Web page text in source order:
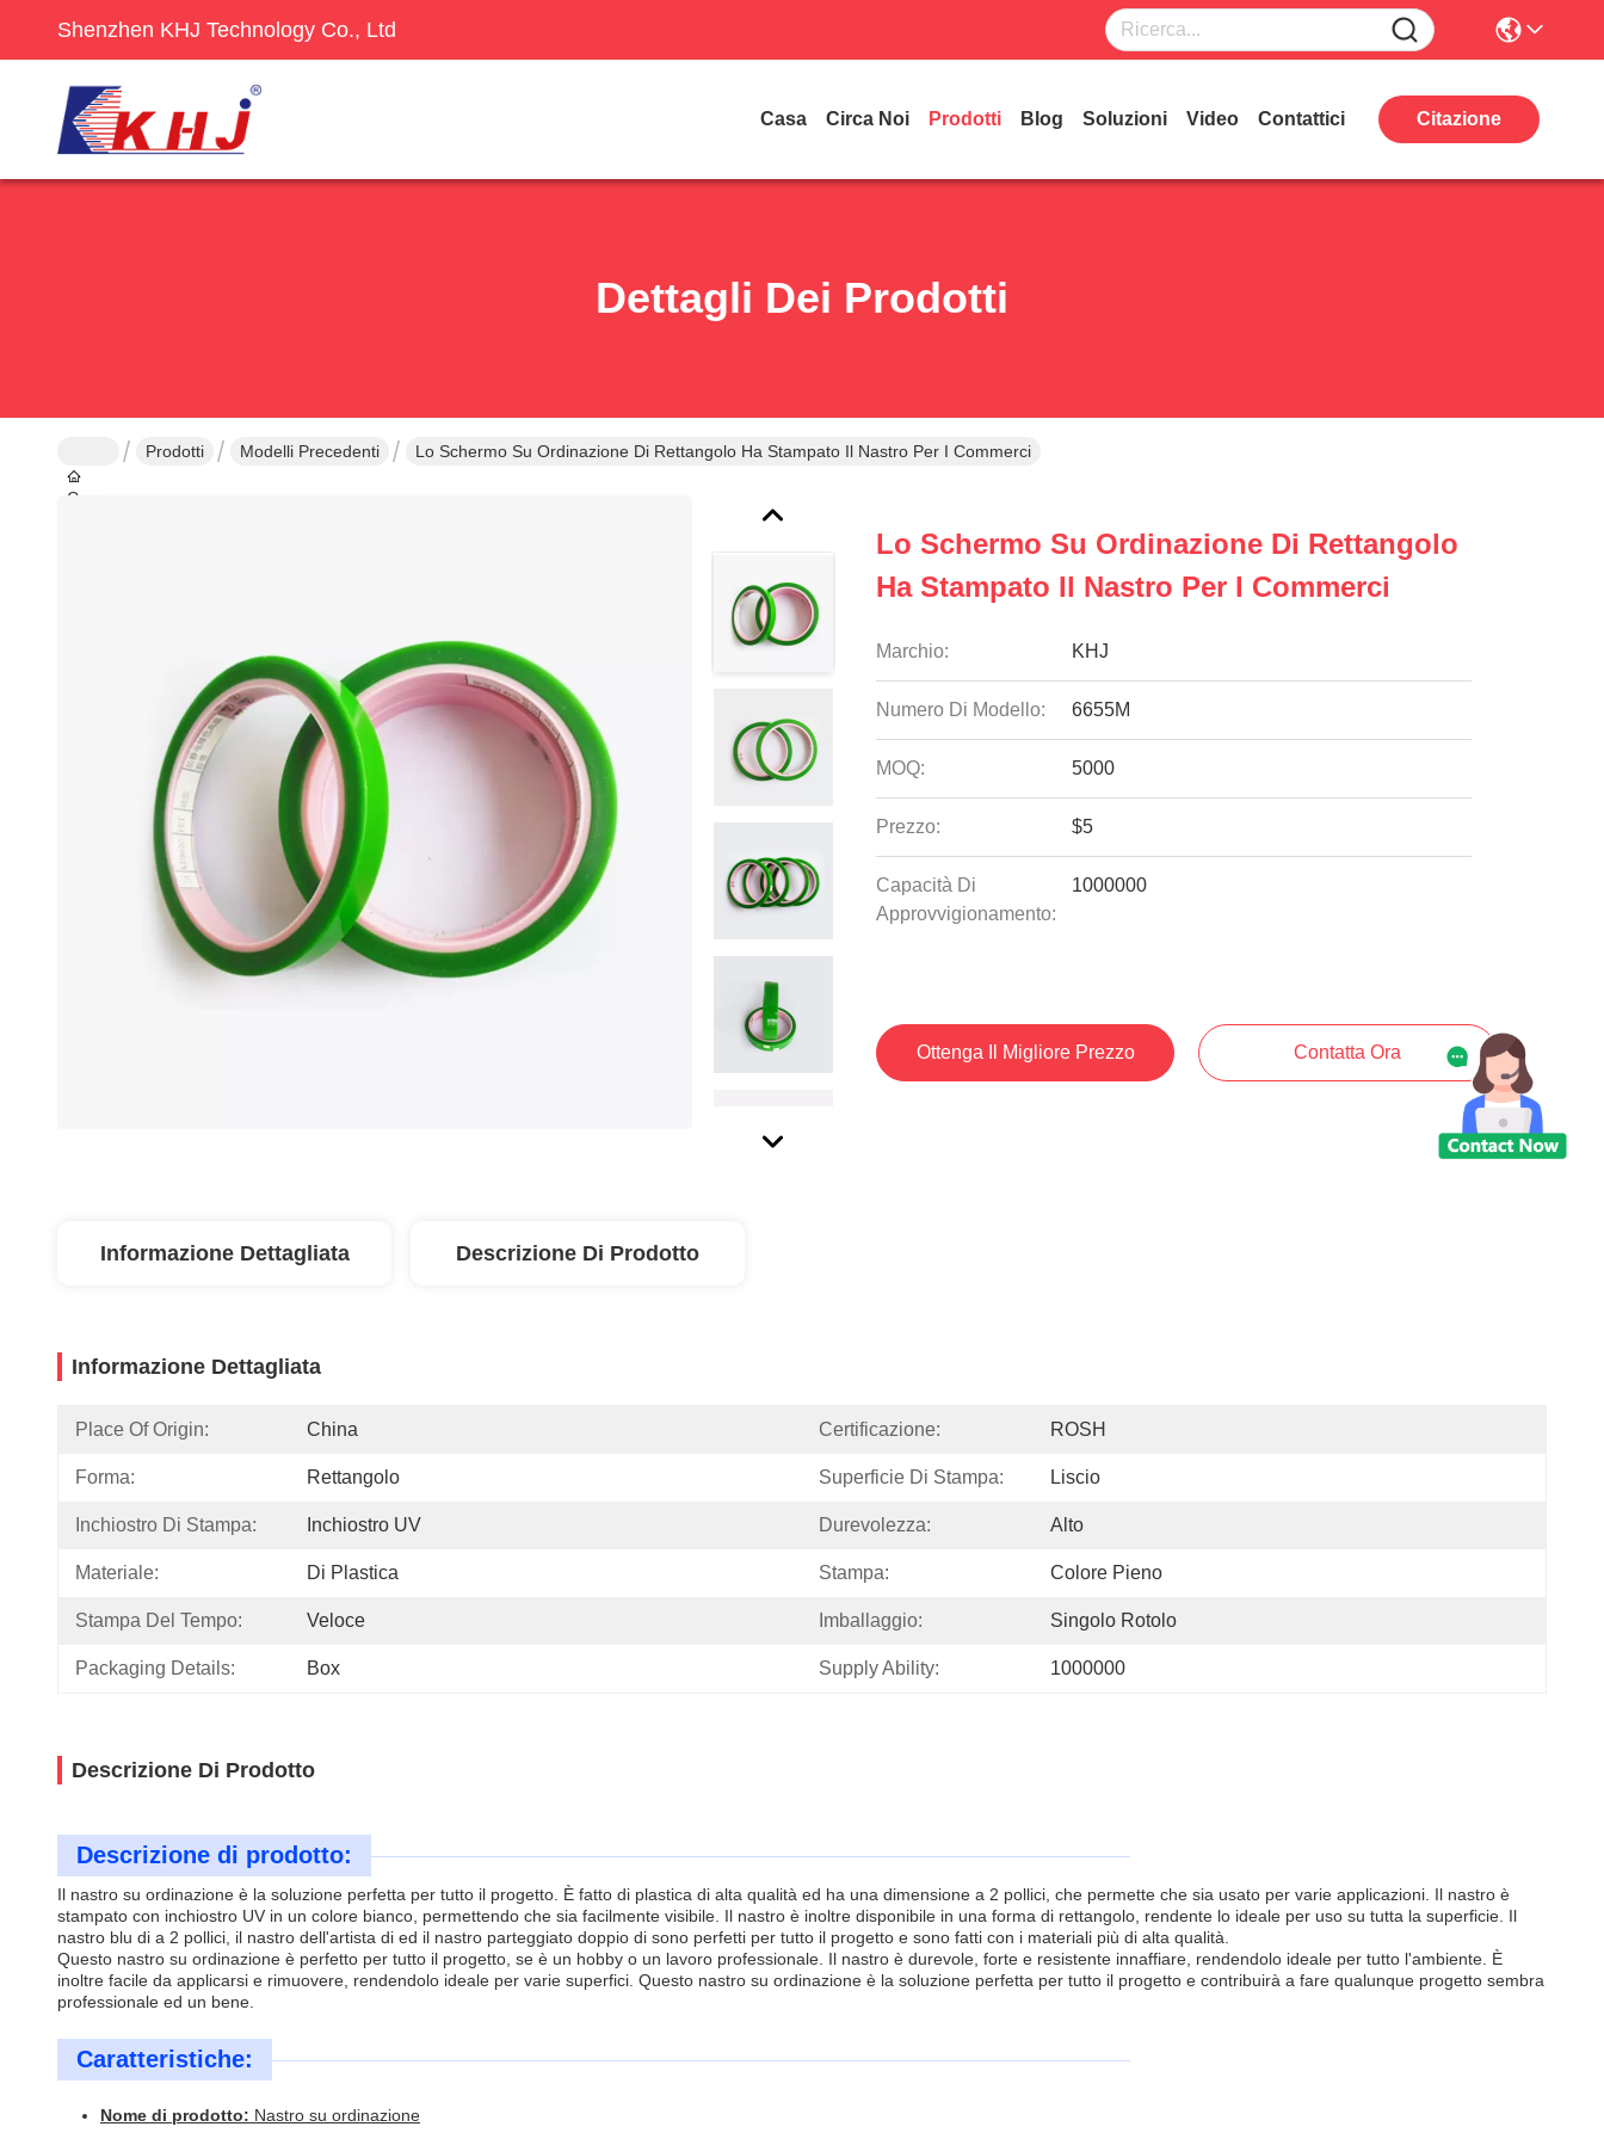
Shenzhen KHJ Technology Co., Ltd
Casa Circa Noi Prodotti Blog Soluzioni Video Contattici Citazione
Dettagli Dei Prodotti
Casa
Prodotti Modelli Precedenti Lo Schermo Su Ordinazione Di Rettangolo Ha Stampato Il Nastro Per I Commerci
Lo Schermo Su Ordinazione Di Rettangolo
Ha Stampato Il Nastro Per I Commerci
Marchio: KHJ
Numero Di Modello: 6655M
MOQ: 5000
Prezzo: $5
Capacità Di
Approvvigionamento:
1000000
Ottenga Il Migliore Prezzo Contatta Ora
Informazione Dettagliata Descrizione Di Prodotto
Informazione Dettagliata
Place Of Origin: China Certificazione: ROSH
Forma: Rettangolo Superficie Di Stampa: Liscio
Inchiostro Di Stampa: Inchiostro UV Durevolezza: Alto
Materiale: Di Plastica Stampa: Colore Pieno
Stampa Del Tempo: Veloce Imballaggio: Singolo Rotolo
Packaging Details: Box Supply Ability: 1000000
Descrizione Di Prodotto
Descrizione di prodotto:
Il nastro su ordinazione è la soluzione perfetta per tutto il progetto. È fatto di plastica di alta qualità ed ha una dimensione a 2 pollici, che permette che sia usato per varie applicazioni. Il nastro è
stampato con inchiostro UV in un colore bianco, permettendo che sia facilmente visibile. Il nastro è inoltre disponibile in una forma di rettangolo, rendente lo ideale per uso su tutta la superficie. Il
nastro blu di a 2 pollici, il nastro dell'artista di ed il nastro parteggiato doppio di sono perfetti per tutto il progetto e sono fatti con i materiali più di alta qualità.
Questo nastro su ordinazione è perfetto per tutto il progetto, se è un hobby o un lavoro professionale. Il nastro è durevole, forte e resistente innaffiare, rendendolo ideale per tutto l'ambiente. È
inoltre facile da applicarsi e rimuovere, rendendolo ideale per varie superfici. Questo nastro su ordinazione è la soluzione perfetta per tutto il progetto e contribuirà a fare qualunque progetto sembra
professionale ed un bene.
Caratteristiche:
Nome di prodotto: Nastro su ordinazione